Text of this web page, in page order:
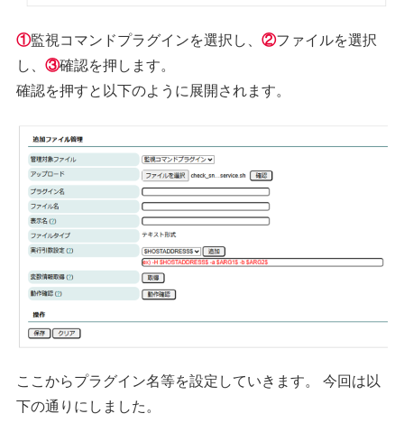
①監視コマンドプラグインを選択し、②ファイルを選択
し、③確認を押します。
確認を押すと以下のように展開されます。
ここからプラグイン名等を設定していきます。 今回は以
下の通りにしました。